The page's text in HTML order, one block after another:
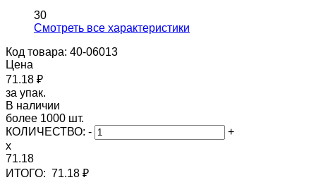
30
Cмотреть все характеристики
Код товара: 40-06013
Цена
71.18 ₽
за упак.
В наличии
более 1000 шт.
КОЛИЧЕСТВО: -
+
x
71.18
ИТОГО: 71.18 ₽